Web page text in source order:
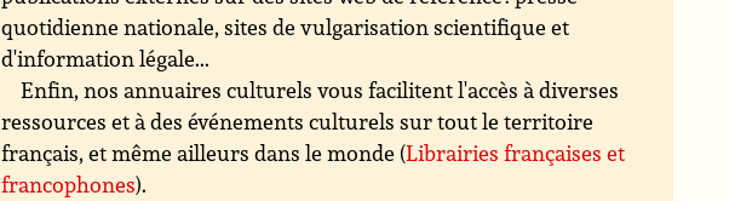
quotidienne nationale, sites de vulgarisation scientifique et
d'information légale...
Enfin, nos annuaires culturels vous facilitent l'accès à diverses
ressources et à des événements culturels sur tout le territoire
français, et même ailleurs dans le monde (Librairies françaises et
francophones).